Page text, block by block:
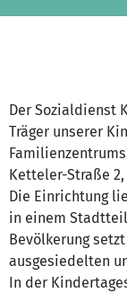
Der Sozialdienst
Träger unserer
Ketteler-Straße 2,
Die Einrichtung
in einem
Bevölkerung
ausgesiedelten
In der